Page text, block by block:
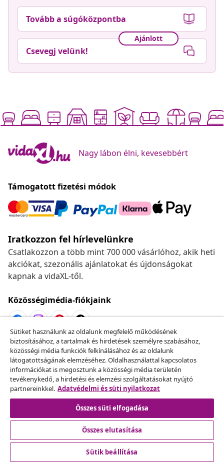
Tovább a súgóközpontba
Ajánlott
Csevegj velünk!
Nagy lábon élni, kevesebbért
Támogatott fizetési módok
Iratkozzon fel hírlevelünkre
Csatlakozzon a több mint 700 000 vásárlóhoz, akik heti
akciókat, szezonális ajánlatokat és újdonságokat
kapnak a vidaXL-től.
Közösségimédia-fiókjaink
Szerződéstől való elállás
Küldj be egy rendelés lemondására vonatkozó
kérelmet.
Szerződéstől való elállás
Ügyfélszolgálat
Sütiket használunk az oldalunk megfelelő működésének
biztosításához, a tartalmak és hirdetések személyre szabásához,
közösségi média funkciók felkínálásához és az oldalunk
látogatottságának elemzéséhez. Oldalhasználattal kapcsolatos
információkat is megosztunk a közösségi média területén
tevékenykedő, a hirdetési és elemzési szolgáltatásokat nyújtó
partnereinkkel. Adatvédelmi és süti nyilatkozat
Összes süti elfogadása
Összes elutasítása
Sütik beállítása